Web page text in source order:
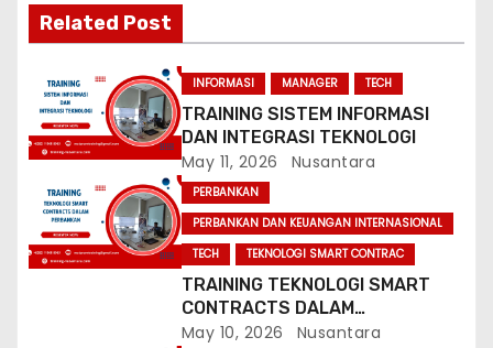
a
t
o
Related Post
INFORMASI MANAGER TECH
TRAINING SISTEM INFORMASI
DAN INTEGRASI TEKNOLOGI
May 11, 2026 Nusantara
PERBANKAN
PERBANKAN DAN KEUANGAN INTERNASIONAL
TECH
TEKNOLOGI SMART CONTRAC
TRAINING TEKNOLOGI SMART
CONTRACTS DALAM
PERBANKAN
May 10, 2026 Nusantara